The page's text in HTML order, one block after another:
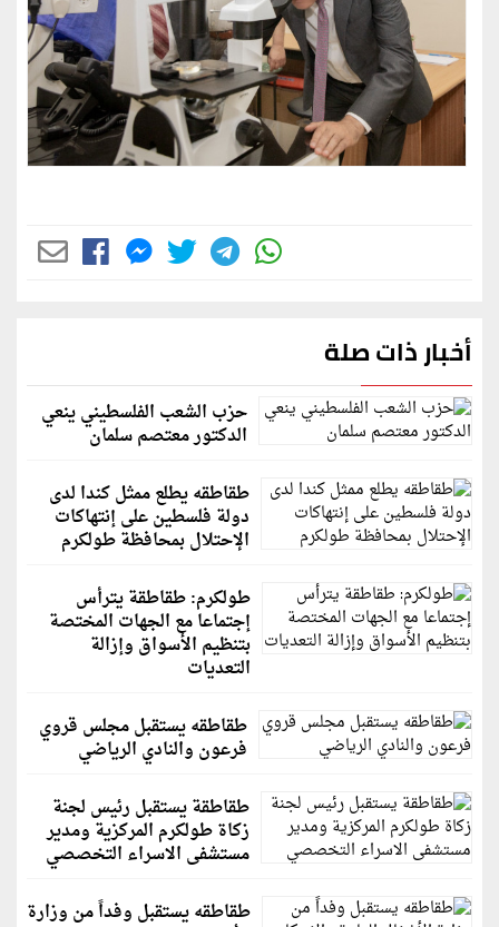
أخبار ذات صلة
حزب الشعب الفلسطيني ينعي
الدكتور معتصم سلمان
طقاطقه يطلع ممثل كندا لدى
دولة فلسطين على إنتهاكات
الإحتلال بمحافظة طولكرم
طولكرم: طقاطقة يترأس
إجتماعا مع الجهات المختصة
بتنظيم الأسواق وإزالة
التعديات
طقاطقه يستقبل مجلس قروي
فرعون والنادي الرياضي
طقاطقة يستقبل رئيس لجنة
زكاة طولكرم المركزية ومدير
مستشفى الاسراء التخصصي
طقاطقه يستقبل وفداً من وزارة